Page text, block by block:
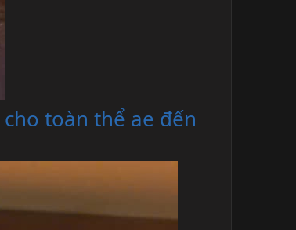
cho toàn thể ae đến